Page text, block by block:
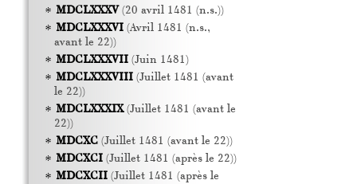
MDCLXXXV(20 avril 1481 (n.s.))
MDCLXXXVI(Avril 1481 (n.s.,
avant le 22))
MDCLXXXVII(Juin 1481)
MDCLXXXVIII(Juillet 1481 (avant
le 22))
MDCLXXXIX(Juillet 1481 (avant le
22))
MDCXC(Juillet 1481 (avant le 22))
MDCXCI(Juillet 1481 (après le 22))
MDCXCII(Juillet 1481 (après le